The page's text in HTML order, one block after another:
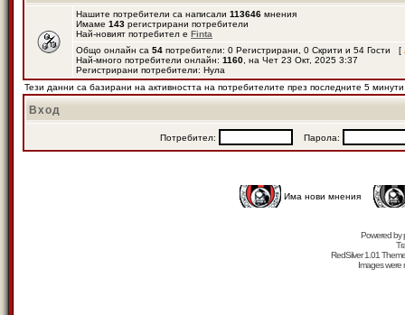
Нашите потребители са написали 113646 мнения
Имаме 143 регистрирани потребители
Най-новият потребител е Finta
Общо онлайн са 54 потребители: 0 Регистрирани, 0 Скрити и 54 Гости [
Най-много потребители онлайн: 1160 , на Чет 23 Окт, 2025 3:37
Регистрирани потребители: Нула
Тези данни са базирани на активността на потребителите през последните 5 минути
Вход
Потребител: Парола:
Има нови мнения
Powered by
RedSilver 1.01
Images were